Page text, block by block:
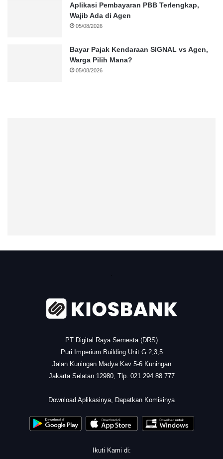
Aplikasi Pembayaran PBB Terlengkap,
Wajib Ada di Agen
05/08/2026
Bayar Pajak Kendaraan SIGNAL vs Agen,
Warga Pilih Mana?
05/08/2026
PT Digital Raya Semesta (DRS)
Puri Imperium Building Unit G 2,3,5
Jalan Kuningan Madya Kav 5-6 Kuningan
Jakarta Selatan 12980, Tlp. 021 294 88 777
Download Aplikasinya, Dapatkan Komisinya
Ikuti Kami di: